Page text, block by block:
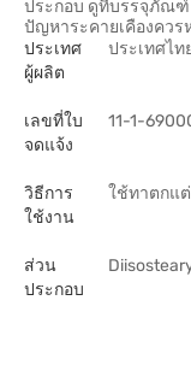
ประกอบ ดูที่บรรจุภัณฑ์
ปัญหาระคายเคืองคว
ประเทศ
ผู้ผลิต
ประเทศไท
เลขที่ใบ
จดแจ้ง
11-1-
วิธีการ
ใช้งาน
ใช้ทาตกแ
ส่วน
ประกอบ